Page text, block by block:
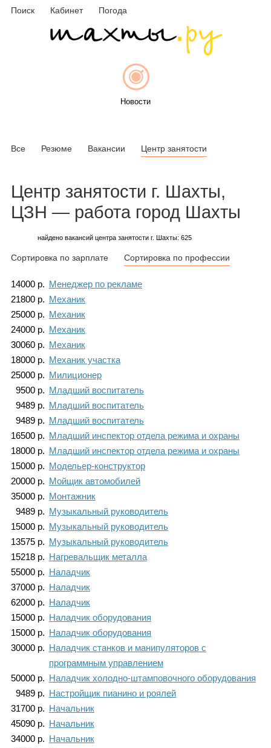
Поиск Кабинет Погода
Новости
Афиша
Объявления
Гороскоп
Карты
Все Резюме Вакансии Центр занятости
Центр занятости г. Шахты,
ЦЗН — работа город Шахты
найдено вакансий центра занятости г. Шахты: 625
Сортировка по зарплате Сортировка по профессии
14000р. Менеджер по рекламе
21800р. Механик
25000р. Механик
24000р. Механик
30060р. Механик
18000р. Механик участка
25000р. Милиционер
9500р. Младший воспитатель
9489р. Младший воспитатель
9489р. Младший воспитатель
16500р. Младший инспектор отдела режима и охраны
18000р. Младший инспектор отдела режима и охраны
15000р. Модельер-конструктор
20000р. Мойщик автомобилей
35000р. Монтажник
9489р. Музыкальный руководитель
15000р. Музыкальный руководитель
13575р. Музыкальный руководитель
15218р. Нагревальщик металла
55000р. Наладчик
37000р. Наладчик
62000р. Наладчик
15000р. Наладчик оборудования
15000р. Наладчик оборудования
30000р. Наладчик станков и манипуляторов с
программным управлением
50000р. Наладчик холодно-штамповочного оборудования
9489р. Настройщик пианино и роялей
31700р. Начальник
45090р. Начальник
34000р. Начальник